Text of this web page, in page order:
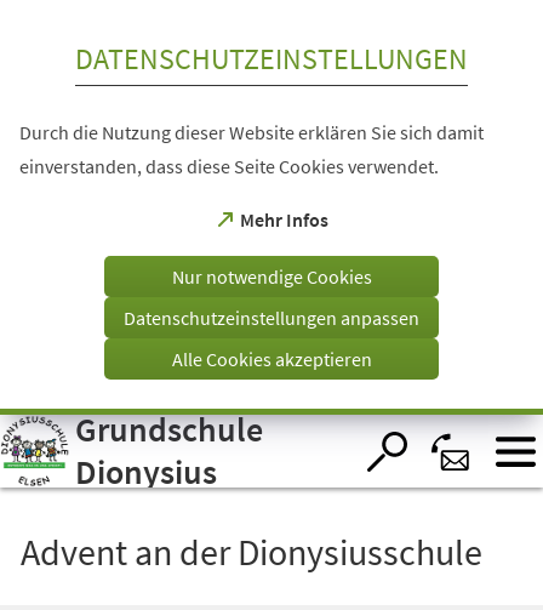
Visuelle
Assistenzsoftware
öffnen.
DATENSCHUTZEINSTELLUNGEN
Durch die Nutzung dieser Website erklären Sie sich damit
einverstanden, dass diese Seite Cookies verwendet.
Mehr Infos
(Öffnet
einem
Tab)
Nur notwendige Cookies
Datenschutzeinstellungen anpassen
Alle Cookies akzeptieren
Grundschule
Dionysius
Advent an der Dionysiusschule